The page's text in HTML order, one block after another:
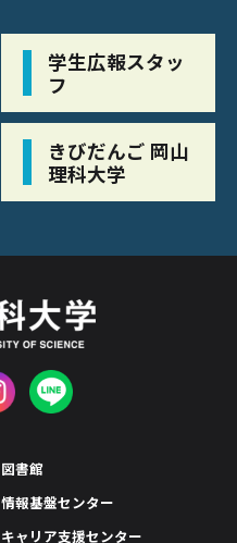
学生広報スタッ
フ
きびだんご 岡山
理科大学
図書館
情報基盤センター
キャリア支援センター